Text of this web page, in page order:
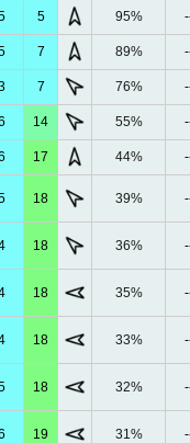
5 95%
7 89%
7 76%
14 55%
17 44%
18 39%
18 36%
18 35%
18 33%
18 32%
19 31%